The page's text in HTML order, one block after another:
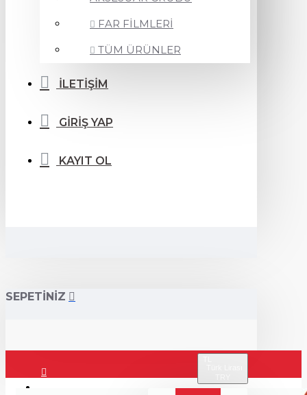
FAR FİLMLERİ
TÜM ÜRÜNLER
İLETİŞİM
GİRİŞ YAP
KAYIT OL
SEPETİNİZ